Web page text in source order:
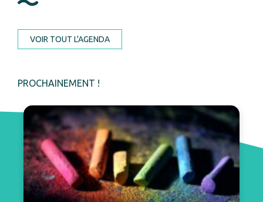
VOIR TOUT L'AGENDA
PROCHAINEMENT !